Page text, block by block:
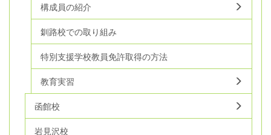
構成員の紹介
釧路校での取り組み
特別支援学校教員免許取得の方法
教育実習
函館校
岩見沢校